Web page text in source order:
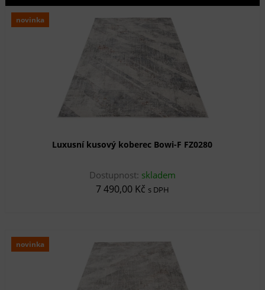
novinka
Luxusní kusový koberec Bowi-F FZ0280
Dostupnost: skladem
7 490,00 Kč s DPH
novinka